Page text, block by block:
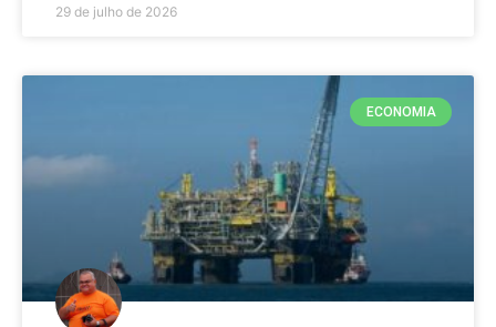
29 de julho de 2026
ECONOMIA